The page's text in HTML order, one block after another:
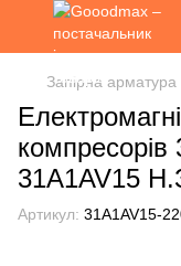
Запірна арматура
31A1AV15
Артикул: 31A1AV15-